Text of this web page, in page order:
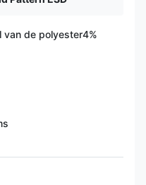
van de polyester4%